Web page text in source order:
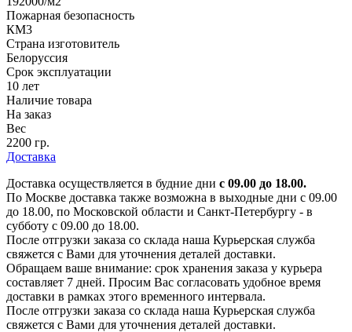
Пожарная безопасность
КМ3
Страна изготовитель
Белоруссия
Срок эксплуатации
10 лет
Наличие товара
На заказ
Вес
2200 гр.
Доставка
Доставка осуществляется в будние дни с 09.00 до 18.00.
По Москве доставка также возможна в выходные дни с 09.00
до 18.00, по Московской области и Санкт-Петербургу - в
субботу с 09.00 до 18.00.
После отгрузки заказа со склада наша Курьерская служба
свяжется с Вами для уточнения деталей доставки.
Обращаем ваше внимание: срок хранения заказа у курьера
составляет 7 дней. Просим Вас согласовать удобное время
доставки в рамках этого временного интервала.
После отгрузки заказа со склада наша Курьерская служба
свяжется с Вами для уточнения деталей доставки.